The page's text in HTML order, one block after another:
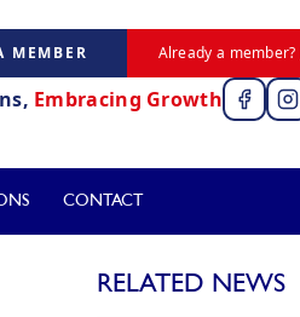
MEMBER Already a member?
Embracing Growth
CONTACT
RELATED NEWS